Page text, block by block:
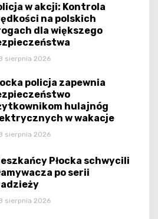
w akcji: Kontrola
na polskich
dla większego
sierpnia 2026
policja zapewnia
hulajnóg
w wakacje
sierpnia 2026
Płocka schwycili
po serii
sierpnia 2026